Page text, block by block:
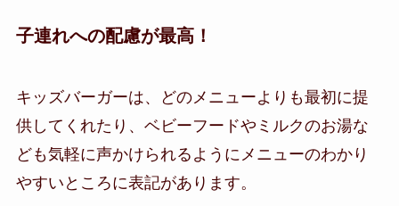
子連れへの配慮が最高！
キッズバーガーは、どのメニューよりも最初に提
供してくれたり、ベビーフードやミルクのお湯な
ども気軽に声かけられるようにメニューのわかり
やすいところに表記があります。